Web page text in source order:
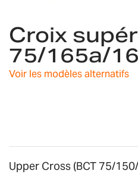
to
the
beginning
of
the
Croix
75/165a/
Voir les modèles alternatifs
Upper Cross (BCT 75/